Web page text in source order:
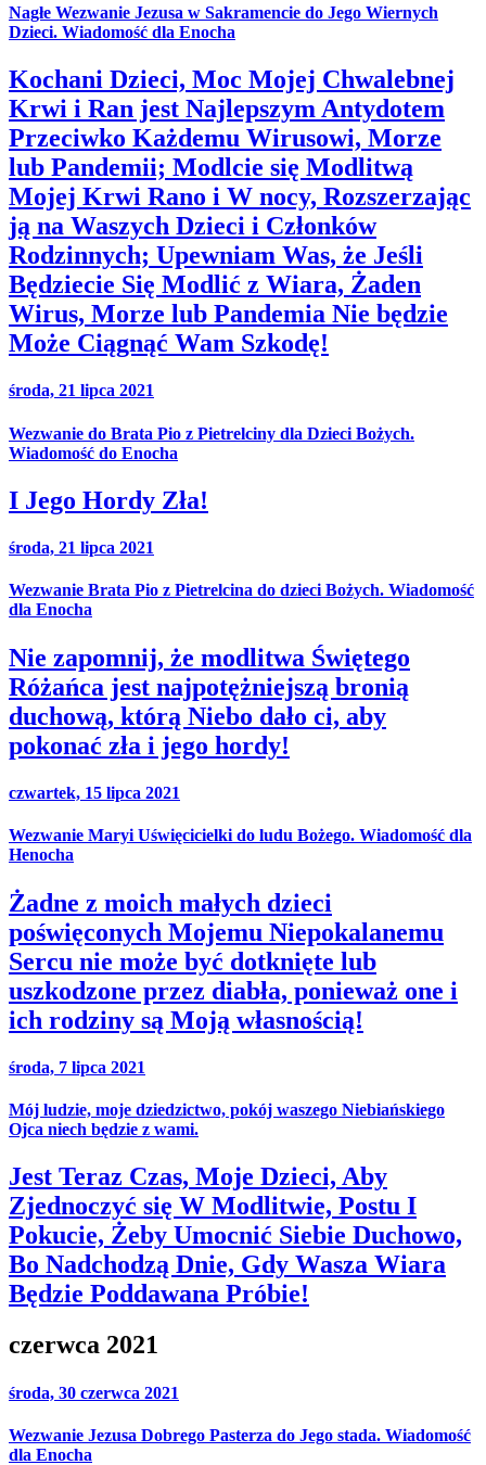
Nagłe Wezwanie Jezusa w Sakramencie do Jego Wiernych
Dzieci. Wiadomość dla Enocha
Kochani Dzieci, Moc Mojej Chwalebnej
Krwi i Ran jest Najlepszym Antydotem
Przeciwko Każdemu Wirusowi, Morze
lub Pandemii; Modlcie się Modlitwą
Mojej Krwi Rano i W nocy, Rozszerzając
ją na Waszych Dzieci i Członków
Rodzinnych; Upewniam Was, że Jeśli
Będziecie Się Modlić z Wiara, Żaden
Wirus, Morze lub Pandemia Nie będzie
Może Ciągnąć Wam Szkodę!
środa, 21 lipca 2021
Wezwanie do Brata Pio z Pietrelciny dla Dzieci Bożych.
Wiadomość do Enocha
I Jego Hordy Zła!
środa, 21 lipca 2021
Wezwanie Brata Pio z Pietrelcina do dzieci Bożych. Wiadomość
dla Enocha
Nie zapomnij, że modlitwa Świętego
Różańca jest najpotężniejszą bronią
duchową, którą Niebo dało ci, aby
pokonać zła i jego hordy!
czwartek, 15 lipca 2021
Wezwanie Maryi Uświęcicielki do ludu Bożego. Wiadomość dla
Henocha
Żadne z moich małych dzieci
poświęconych Mojemu Niepokalanemu
Sercu nie może być dotknięte lub
uszkodzone przez diabła, ponieważ one i
ich rodziny są Moją własnością!
środa, 7 lipca 2021
Mój ludzie, moje dziedzictwo, pokój waszego Niebiańskiego
Ojca niech będzie z wami.
Jest Teraz Czas, Moje Dzieci, Aby
Zjednoczyć się W Modlitwie, Postu I
Pokucie, Żeby Umocnić Siebie Duchowo,
Bo Nadchodzą Dnie, Gdy Wasza Wiara
Będzie Poddawana Próbie!
czerwca 2021
środa, 30 czerwca 2021
Wezwanie Jezusa Dobrego Pasterza do Jego stada. Wiadomość
dla Enocha